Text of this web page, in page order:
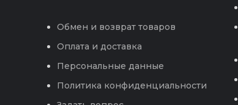
Обмен и возврат товаров
Оплата и доставка
Персональные данные
Политика конфиденциальности